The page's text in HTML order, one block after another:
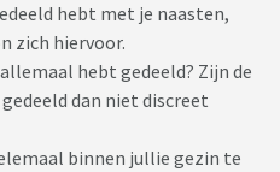
ik duidelijk niet de juiste
Opname was niet nodig.
Althans, zo voelde het.
hebt met je naasten,
zich hiervoor.
hebt gedeeld? Zijn de
dan niet discreet
binnen jullie gezin te